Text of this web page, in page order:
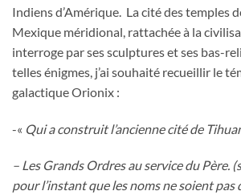
Indiens d’Amérique. La cité des temples
Mexique méridional, rattachée à la
interroge par ses sculptures et ses bas-
telles énigmes, j’ai souhaité recueillir le
galactique Orionix :
-« Qui a construit l’ancienne cité de
– Les Grands Ordres au service du Père.
pour l’instant que les noms ne soient pas